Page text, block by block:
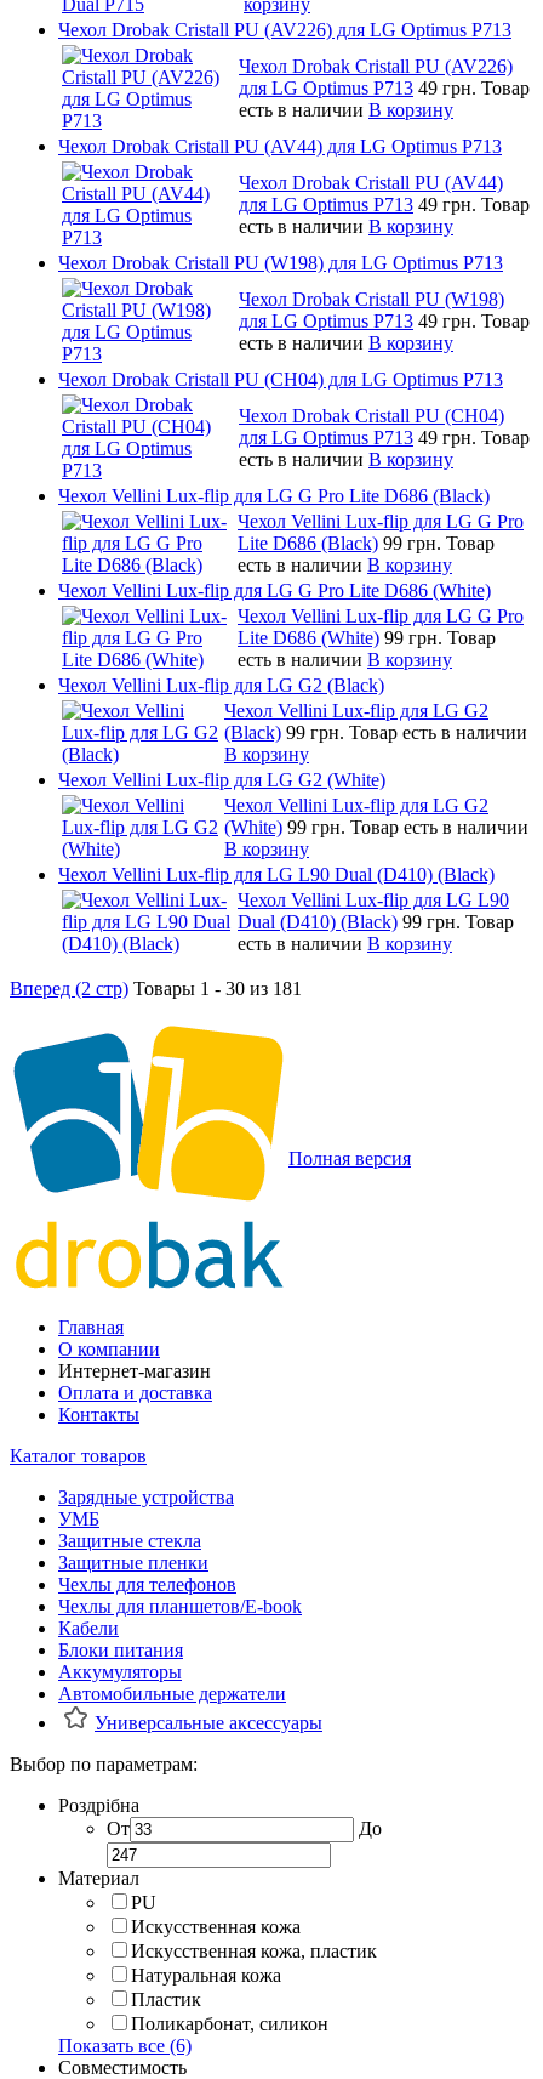
Чехол Drobak Cristall PU (AV226) для LG Optimus P713
Чехол Drobak Cristall PU (AV226)
для LG Optimus P713 49 грн. Товар
есть в наличии В корзину
Чехол Drobak Cristall PU (AV44) для LG Optimus P713
Чехол Drobak Cristall PU (AV44)
для LG Optimus P713 49 грн. Товар
есть в наличии В корзину
Чехол Drobak Cristall PU (W198) для LG Optimus P713
Чехол Drobak Cristall PU (W198)
для LG Optimus P713 49 грн. Товар
есть в наличии В корзину
Чехол Drobak Cristall PU (CH04) для LG Optimus P713
Чехол Drobak Cristall PU (CH04)
для LG Optimus P713 49 грн. Товар
есть в наличии В корзину
Чехол Vellini Lux-flip для LG G Pro Lite D686 (Black)
Чехол Vellini Lux-flip для LG G Pro
Lite D686 (Black) 99 грн. Товар
есть в наличии В корзину
Чехол Vellini Lux-flip для LG G Pro Lite D686 (White)
Чехол Vellini Lux-flip для LG G Pro
Lite D686 (White) 99 грн. Товар
есть в наличии В корзину
Чехол Vellini Lux-flip для LG G2 (Black)
Чехол Vellini Lux-flip для LG G2
(Black) 99 грн. Товар есть в наличии
В корзину
Чехол Vellini Lux-flip для LG G2 (White)
Чехол Vellini Lux-flip для LG G2
(White) 99 грн. Товар есть в наличии
В корзину
Чехол Vellini Lux-flip для LG L90 Dual (D410) (Black)
Чехол Vellini Lux-flip для LG L90
Dual (D410) (Black) 99 грн. Товар
есть в наличии В корзину
Вперед (2 стр) Товары 1 - 30 из 181
Полная версия
Главная
О компании
Интернет-магазин
Оплата и доставка
Контакты
Каталог товаров
Зарядные устройства
УМБ
Защитные стекла
Защитные пленки
Чехлы для телефонов
Чехлы для планшетов/E-book
Кабели
Блоки питания
Аккумуляторы
Автомобильные держатели
Универсальные аксессуары
Выбор по параметрам:
Роздрібна
От
До
Материал
PU
Искусственная кожа
Искусственная кожа, пластик
Натуральная кожа
Пластик
Поликарбонат, силикон
Показать все (6)
Совместимость